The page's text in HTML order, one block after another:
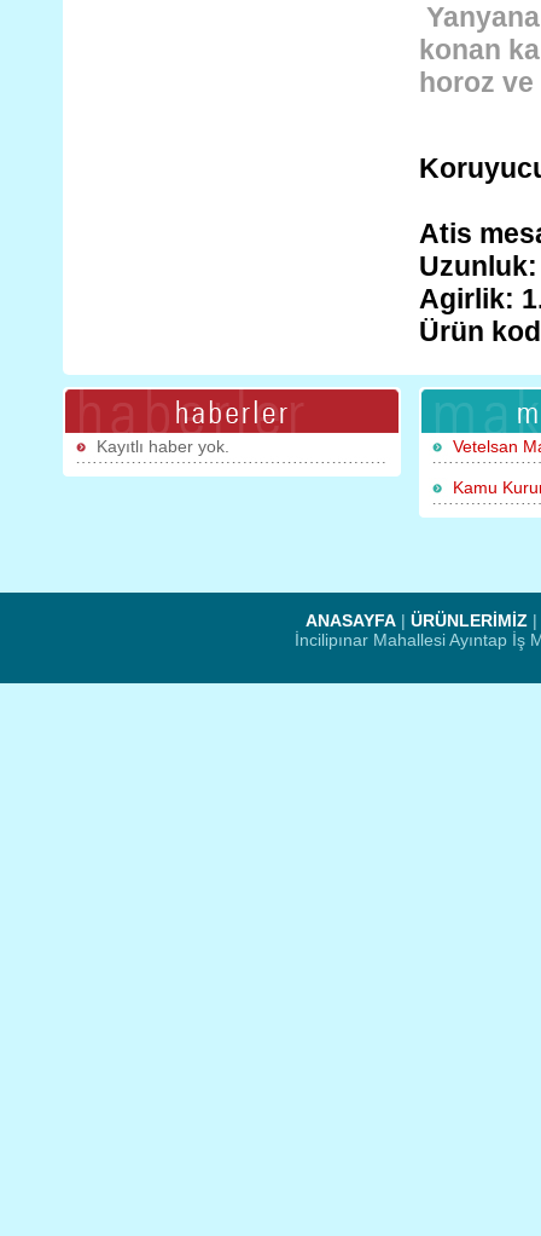
konan
horoz
Atis
Agirlik:
Ürün
Kayıtlı haber yok. Vetelsan
Kamu
ANASAYFA | ÜRÜNLERİMİZ |
İncilipınar Mahallesi Ayıntap İş